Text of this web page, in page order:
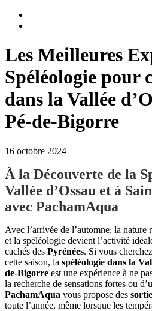
Les Meilleures
Spéléologie pour
dans la Vallée
Pé-de-Bigorre
16 octobre 2024
À la Découverte de la
Vallée d’Ossau et à
avec PachamAqua
Avec l’arrivée de l’automne, la nature
et la spéléologie devient l’activité
cachés des Pyrénées. Si vous
cette saison, la spéléologie dans la
de-Bigorre est une expérience à ne
la recherche de sensations fortes ou
PachamAqua vous propose des
toute l’année, même lorsque les